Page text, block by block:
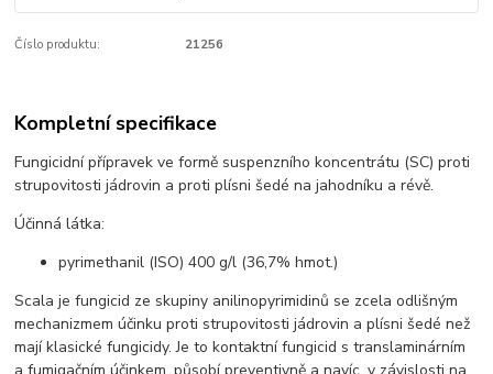
Číslo produktu: 21256
Kompletní specifikace
Fungicidní přípravek ve formě suspenzního koncentrátu (SC) proti
strupovitosti jádrovin a proti plísni šedé na jahodníku a révě.
Účinná látka:
pyrimethanil (ISO) 400 g/l (36,7% hmot.)
Scala je fungicid ze skupiny anilinopyrimidinů se zcela odlišným
mechanizmem účinku proti strupovitosti jádrovin a plísni šedé než
mají klasické fungicidy. Je to kontaktní fungicid s translaminárním